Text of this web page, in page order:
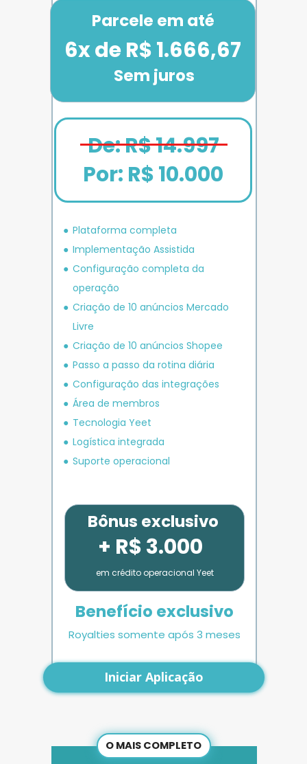
O MAIS COMPLETO
Parcele em até
Plataforma completa
Implementação Assistida
Configuração completa da
operação
Criação de 10 anúncios Mercado
Livre
Criação de 10 anúncios Shopee
Passo a passo da rotina diária
Configuração das integrações
Área de membros
Tecnologia Yeet
Logística integrada
Suporte operacional
Iniciar Aplicação
6x de R$ 1.666,67
Sem juros
De: R$ 14.997
Por: R$ 10.000
Bônus exclusivo
+ R$ 3.000
em crédito operacional Yeet
Benefício exclusivo
Royalties somente após 3 meses